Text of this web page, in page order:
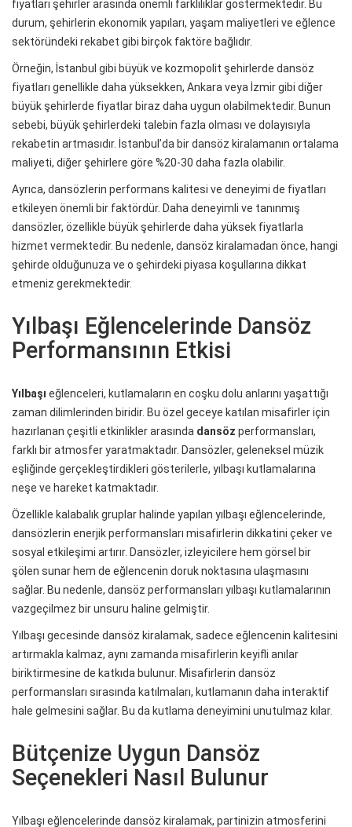
fiyatları şehirler arasında önemli farklılıklar göstermektedir. Bu
durum, şehirlerin ekonomik yapıları, yaşam maliyetleri ve eğlence
sektöründeki rekabet gibi birçok faktöre bağlıdır.
Örneğin, İstanbul gibi büyük ve kozmopolit şehirlerde dansöz
fiyatları genellikle daha yüksekken, Ankara veya İzmir gibi diğer
büyük şehirlerde fiyatlar biraz daha uygun olabilmektedir. Bunun
sebebi, büyük şehirlerdeki talebin fazla olması ve dolayısıyla
rekabetin artmasıdır. İstanbul’da bir dansöz kiralamanın ortalama
maliyeti, diğer şehirlere göre %20-30 daha fazla olabilir.
Ayrıca, dansözlerin performans kalitesi ve deneyimi de fiyatları
etkileyen önemli bir faktördür. Daha deneyimli ve tanınmış
dansözler, özellikle büyük şehirlerde daha yüksek fiyatlarla
hizmet vermektedir. Bu nedenle, dansöz kiralamadan önce, hangi
şehirde olduğunuza ve o şehirdeki piyasa koşullarına dikkat
etmeniz gerekmektedir.
Yılbaşı Eğlencelerinde Dansöz
Performansının Etkisi
Yılbaşı eğlenceleri, kutlamaların en coşku dolu anlarını yaşattığı
zaman dilimlerinden biridir. Bu özel geceye katılan misafirler için
hazırlanan çeşitli etkinlikler arasında dansöz performansları,
farklı bir atmosfer yaratmaktadır. Dansözler, geleneksel müzik
eşliğinde gerçekleştirdikleri gösterilerle, yılbaşı kutlamalarına
neşe ve hareket katmaktadır.
Özellikle kalabalık gruplar halinde yapılan yılbaşı eğlencelerinde,
dansözlerin enerjik performansları misafirlerin dikkatini çeker ve
sosyal etkileşimi artırır. Dansözler, izleyicilere hem görsel bir
şölen sunar hem de eğlencenin doruk noktasına ulaşmasını
sağlar. Bu nedenle, dansöz performansları yılbaşı kutlamalarının
vazgeçilmez bir unsuru haline gelmiştir.
Yılbaşı gecesinde dansöz kiralamak, sadece eğlencenin kalitesini
artırmakla kalmaz, aynı zamanda misafirlerin keyifli anılar
biriktirmesine de katkıda bulunur. Misafirlerin dansöz
performansları sırasında katılmaları, kutlamanın daha interaktif
hale gelmesini sağlar. Bu da kutlama deneyimini unutulmaz kılar.
Bütçenize Uygun Dansöz
Seçenekleri Nasıl Bulunur
Yılbaşı eğlencelerinde dansöz kiralamak, partinizin atmosferini